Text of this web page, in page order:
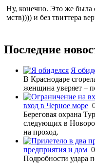
Ну, конечно. Это же была
мств)))) и без твиттера
Последние
Я
В Краснодаре
женщина уверяет –
вход в Черное море
Береговая охрана
следующих в
на проход.
предприятия и дом
Подробности удара